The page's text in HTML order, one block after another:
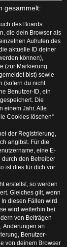
gesammelt:
des Boards
die dein Browser als
Aufrufen des
aktuelle ID deiner
können),
(zur Markierung
bist) sowie
(sofern du nicht
Benutzer-ID, ein
Die
einem Jahr. Alle
Cookies löschen“
der Registrierung,
angibst. Für die
eine E-
durch den Betreiber
ist dies für dich vor
erstellst, so werden
Gleiches gilt, wenn
diesen Fällen wird
wird weiterhin bei
von Beiträgen
Änderungen an
Benutzer-
von deinem Browser